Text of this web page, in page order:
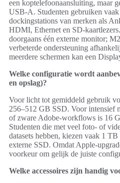
een koptelefoonaansluiting, maar
USB-A. Studenten gebruiken
dockingstations van merken als
HDMI, Ethernet en SD-
doorgaans één externe monitor;
verbeterde ondersteuning
meerdere schermen kan een
Welke configuratie wordt
en opslag)?
Voor licht tot gemiddeld gebruik
256–512 GB SSD. Voor intensief
of zware Adobe-workflows is 16
Studenten die met veel foto- of
datasets hebben, kiezen vaak 1
externe SSD. Omdat Apple-
voorkeur om gelijk de juiste
Welke accessoires zijn handig